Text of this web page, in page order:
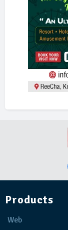
Products
Web